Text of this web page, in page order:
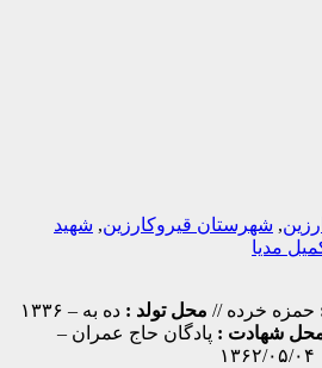
, شهرستان قیروکارزین, شهید
مدیا
حمزه خرده // محل تولد : ده به – ۱۳۳۶
شهادت : پادگان حاج عمران –
۱۳۶۲/۰۵/۰۴